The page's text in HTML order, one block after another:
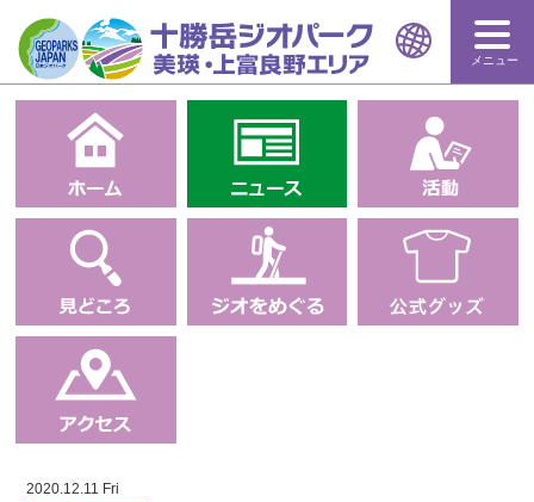
メニュー
2020.12.11 Fri